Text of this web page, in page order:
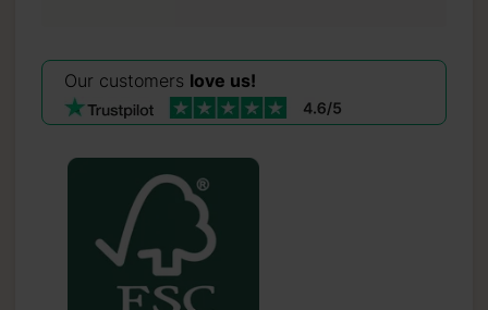
Our customers love us!